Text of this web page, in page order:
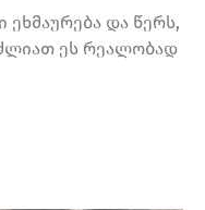
ეხმაურება და წერს,
ეს რეალობად